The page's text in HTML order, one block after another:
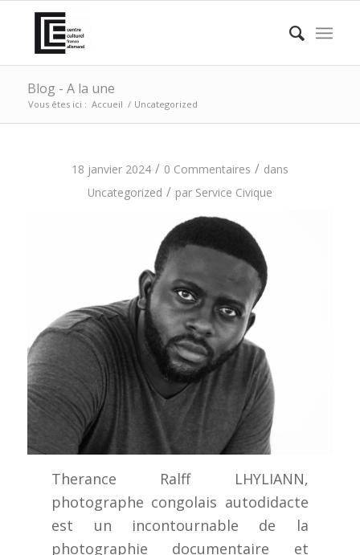
Blog - A la une
Vous êtes ici : Accueil / Uncategorized
18 janvier 2024 / 0 Commentaires / dans
Uncategorized / par Service Civique
Therance Ralff LHYLIANN,
photographe congolais autodidacte
est un incontournable de la
photographie documentaire et